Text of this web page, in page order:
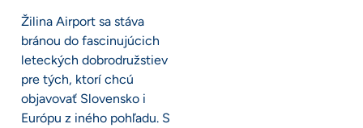
Žilina Airport sa stáva
bránou do fascinujúcich
leteckých dobrodružstiev
pre tých, ktorí chcú
objavovať Slovensko i
Európu z iného pohľadu. S